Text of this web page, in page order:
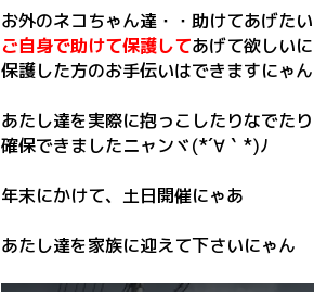
お外のネコちゃん達・・助けてあげた
ご自身で助けて保護してあげて欲しい
保護した方のお手伝いはできますにゃん
あたし達を実際に抱っこしたりなでた
確保できましたニャンヾ(*´∀｀*)ﾉ
年末にかけて、土日開催にゃあ
あたし達を家族に迎えて下さいにゃん